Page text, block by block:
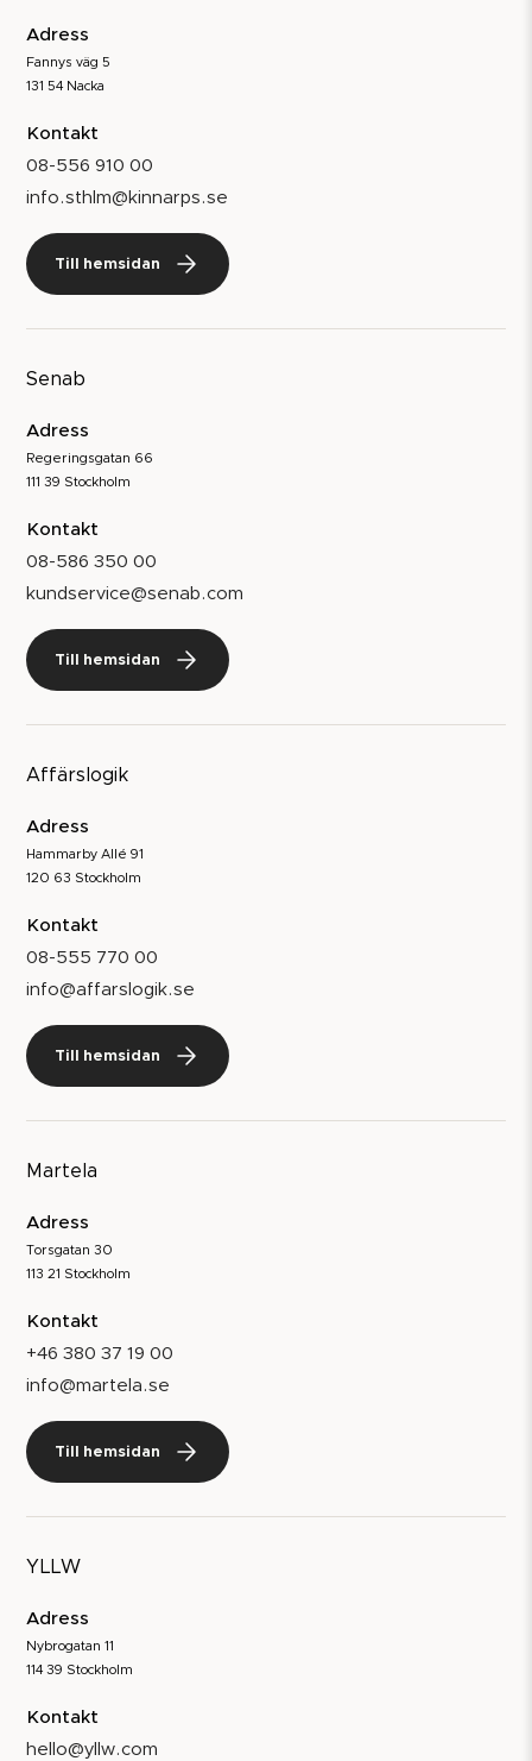
Adress
Fannys väg 5
131 54 Nacka
Kontakt
08-556 910 00
info.sthlm@kinnarps.se
Till hemsidan
Senab
Adress
Regeringsgatan 66
111 39 Stockholm
Kontakt
08-586 350 00
kundservice@senab.com
Till hemsidan
Affärslogik
Adress
Hammarby Allé 91
120 63 Stockholm
Kontakt
08-555 770 00
info@affarslogik.se
Till hemsidan
Martela
Adress
Torsgatan 30
113 21 Stockholm
Kontakt
+46 380 37 19 00
info@martela.se
Till hemsidan
YLLW
Adress
Nybrogatan 11
114 39 Stockholm
Kontakt
hello@yllw.com